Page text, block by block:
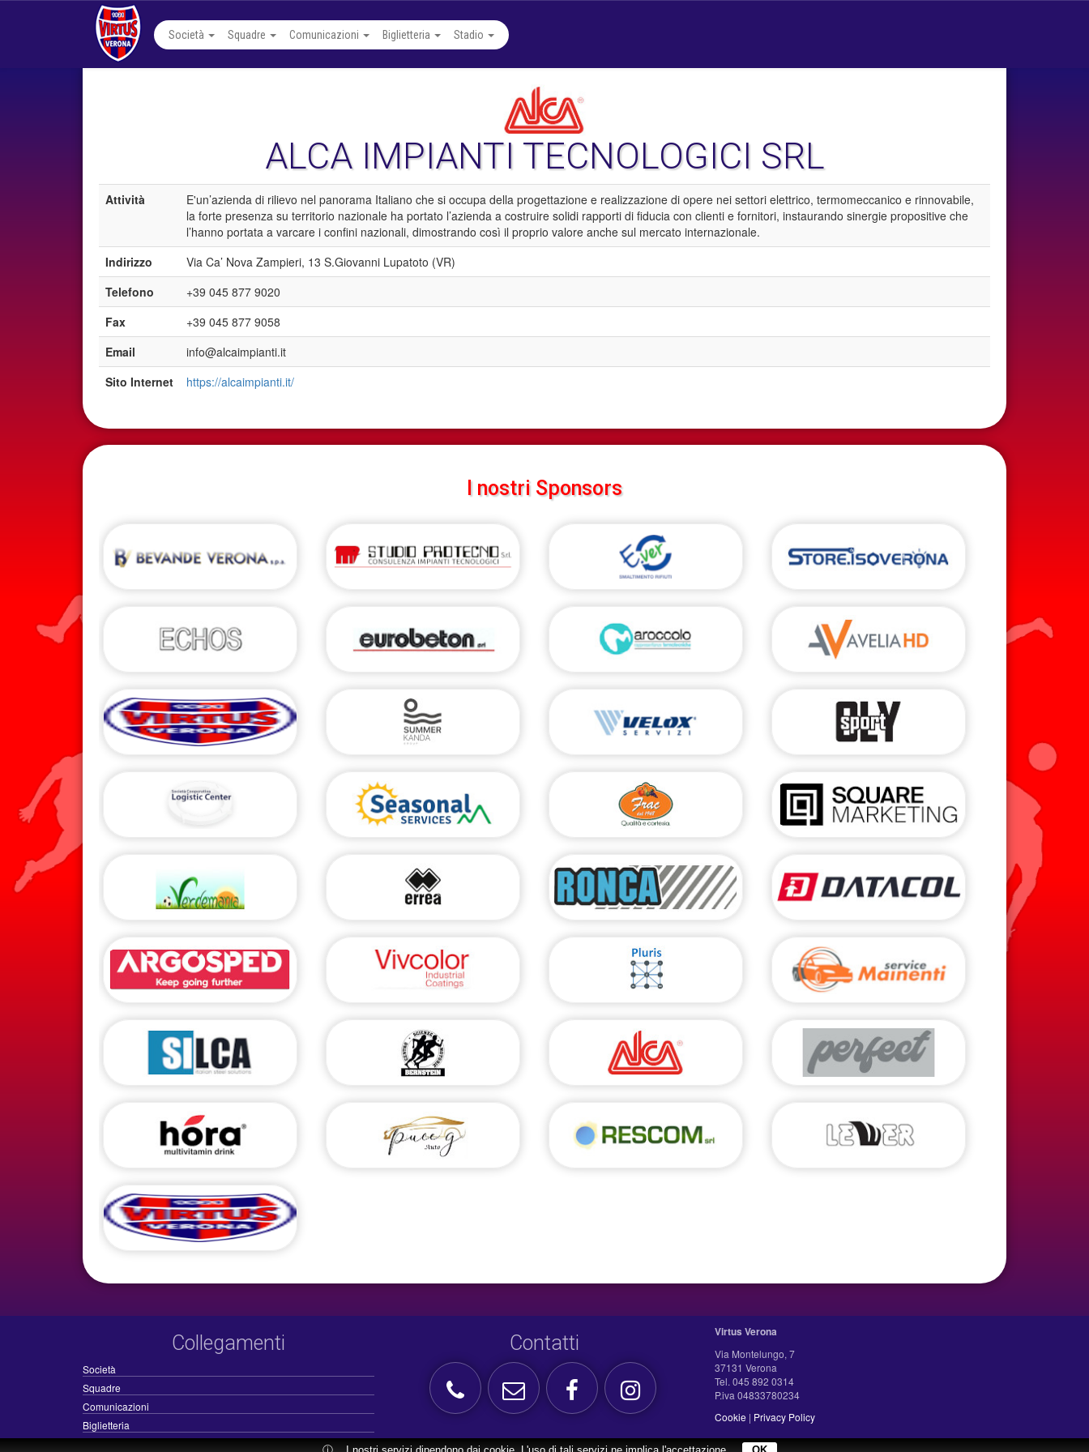
Società Squadre Comunicazioni Biglietteria Stadio
ALCA IMPIANTI TECNOLOGICI SRL
Attività
E'un’azienda di rilievo nel panorama Italiano che si occupa della progettazione e realizzazione di opere nei settori elettrico, termomeccanico e rinnovabile,
la forte presenza su territorio nazionale ha portato l’azienda a costruire solidi rapporti di fiducia con clienti e fornitori, instaurando sinergie propositive che
l’hanno portata a varcare i confini nazionali, dimostrando così il proprio valore anche sul mercato internazionale.
Indirizzo
Via Ca’ Nova Zampieri, 13 S.Giovanni Lupatoto (VR)
Telefono
+39 045 877 9020
Fax
+39 045 877 9058
Email
info@alcaimpianti.it
Sito Internet
https://alcaimpianti.it/
I nostri Sponsors
Collegamenti
Società
Squadre
Comunicazioni
Biglietteria
Contatti Virtus Verona
Via Montelungo, 7
37131 Verona
Tel. 045 892 0314
P.iva 04833780234
Cookie | Privacy Policy